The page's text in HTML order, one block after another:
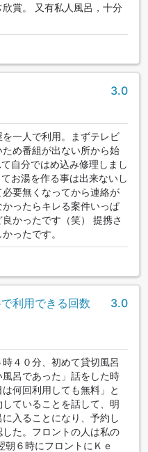
賞。 又有私人風呂，十分
3.0
一人で利用。まずテレビ
め番組が出ない所から始
自分ではめ込み修理しまし
お湯を作る事は出来ないし
要無くなってから連絡が
ったらキレる案件いっぱ
かったです（笑） 提携さ
ったです。
利用できる回数
3.0
４０分、初めて貸切風呂
呂であった」話をした時
何回利用しても無料」と
ていることを話して、明
入ることになり、予約し
た。フロントの人は私の
６時にフロントにＫｅ